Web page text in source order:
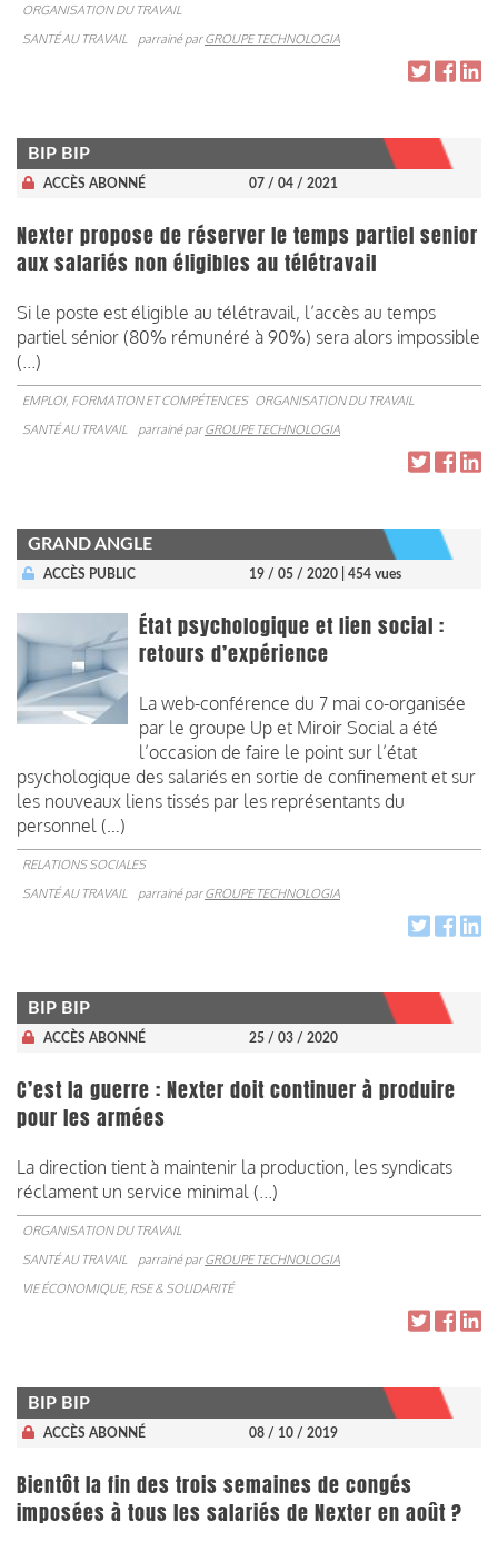
ORGANISATION DU TRAVAIL
SANTÉ AU TRAVAIL
parrainé parGROUPE TECHNOLOGIA
BIP BIP
ACCÈS ABONNÉ 07 / 04 / 2021
Nexter propose de réserver le temps partiel senior
aux salariés non éligibles au télétravail
Si le poste est éligible au télétravail, l’accès au temps
partiel sénior (80% rémunéré à 90%) sera alors impossible
(...)
EMPLOI, FORMATION ET COMPÉTENCES ORGANISATION DU TRAVAIL
SANTÉ AU TRAVAIL
parrainé parGROUPE TECHNOLOGIA
GRAND ANGLE
ACCÈS PUBLIC 19 / 05 / 2020 | 454 vues
État psychologique et lien social :
retours d’expérience
La web-conférence du 7 mai co-organisée
par le groupe Up et Miroir Social a été
l’occasion de faire le point sur l’état
psychologique des salariés en sortie de confinement et sur
les nouveaux liens tissés par les représentants du
personnel (…)
RELATIONS SOCIALES
SANTÉ AU TRAVAIL
parrainé parGROUPE TECHNOLOGIA
BIP BIP
ACCÈS ABONNÉ 25 / 03 / 2020
C’est la guerre : Nexter doit continuer à produire
pour les armées
La direction tient à maintenir la production, les syndicats
réclament un service minimal (...)
ORGANISATION DU TRAVAIL
SANTÉ AU TRAVAIL
parrainé parGROUPE TECHNOLOGIA
VIE ÉCONOMIQUE, RSE & SOLIDARITÉ
BIP BIP
ACCÈS ABONNÉ 08 / 10 / 2019
Bientôt la fin des trois semaines de congés
imposées à tous les salariés de Nexter en août ?